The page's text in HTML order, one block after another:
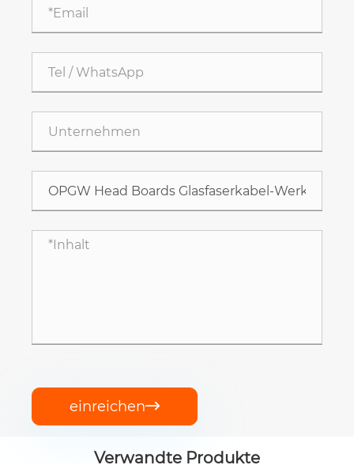
einreichen
Verwandte Produkte